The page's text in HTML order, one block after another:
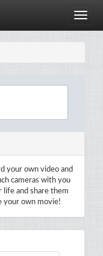
Toggle
your own video and
cameras with you
and share them
your own movie!